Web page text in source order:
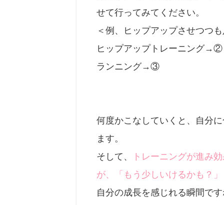
せて行ってみてください。
＜例、ヒップアップさせつつ
ヒップアップトレーニング→②
ランニング→③
何度かこなしていくと、自分
ます。
そして、
トレーニングが進み
が、「もう少しいけるかも？
自分の成長を感じれる瞬間で